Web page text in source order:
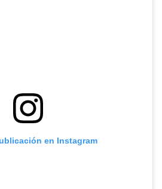
en Instagram